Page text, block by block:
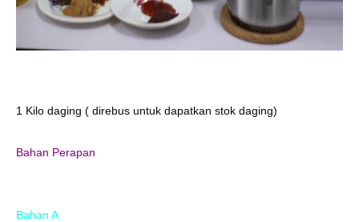
1 Kilo daging ( direbus untuk dapatkan stok daging)
Bahan Perapan
Bahan A